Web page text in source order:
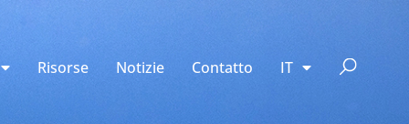
Risorse Notizie Contatto IT